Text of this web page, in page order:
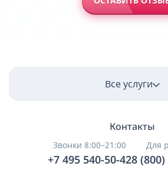
Все услуги
Контакты
Звонки 8:00–21:00
+7 495 540-50-42
Для
8